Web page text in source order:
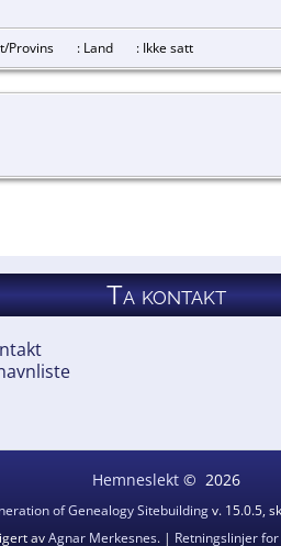
Provins : Land : Ikke satt
Ta kontakt
Hemneslekt© 2026
of Genealogy Sitebuildingv. 15.0.5,
avAgnar Merkesnes. | Retningslinjer